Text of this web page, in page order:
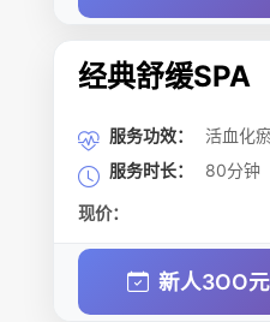
经典舒缓SPA
服务功效：
活血化
服务时长：
80分钟
现价：
新人3OO